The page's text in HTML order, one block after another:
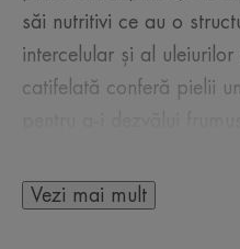
săi nutritivi ce au o
intercelular și al uleiurilor
catifelată conferă pielii
fructe roșii, un
Vezi mai mult